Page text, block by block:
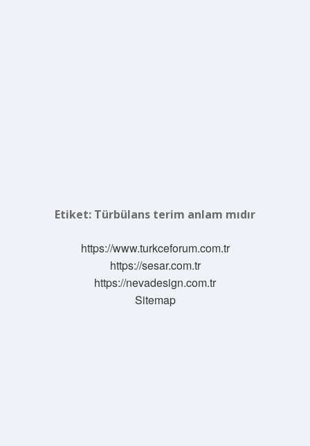
Etiket: Türbülans terim anlam mıdır
https://www.turkceforum.com.tr
https://sesar.com.tr
https://nevadesign.com.tr
Sitemap